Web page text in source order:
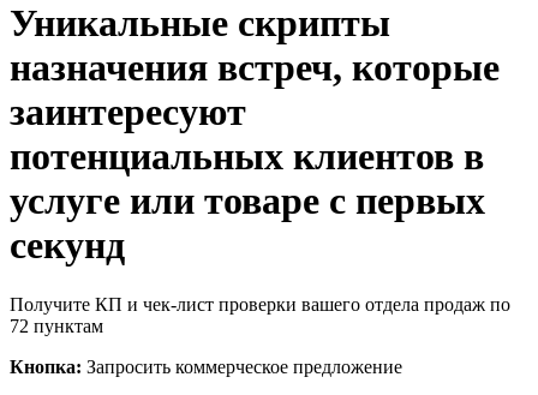
Уникальные скрипты
назначения встреч, которые
заинтересуют
потенциальных клиентов в
услуге или товаре с первых
секунд
Получите КП и чек-лист проверки вашего отдела продаж по
72 пунктам
Кнопка: Запросить коммерческое предложение